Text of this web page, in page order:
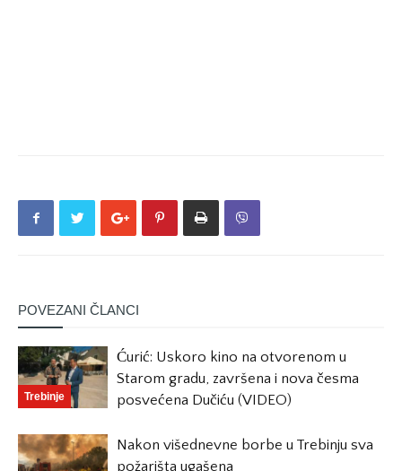
POVEZANI ČLANCI
Trebinje
Ćurić: Uskoro kino na otvorenom u
Starom gradu, završena i nova česma
posvećena Dučiću (VIDEO)
Nakon višednevne borbe u Trebinju sva
požarišta ugašena